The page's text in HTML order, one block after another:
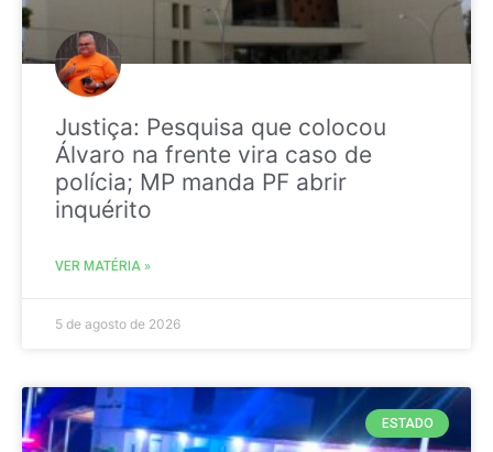
Justiça: Pesquisa que colocou
Álvaro na frente vira caso de
polícia; MP manda PF abrir
inquérito
VER MATÉRIA »
5 de agosto de 2026
ESTADO